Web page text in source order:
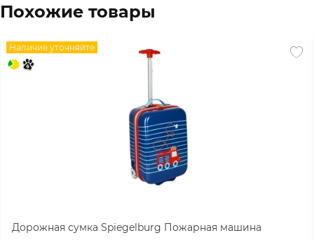
беспрекословного качества и экологичности.
собственный город, где есть полицейский участок,
пожарная станция, кран, аэропорт, метро, ж/д
станция, мосты, двухэтажные дороги, паром,
Похожие товары
Наличие уточняйте
Дорожная сумка Spiegelburg Пожарная машина